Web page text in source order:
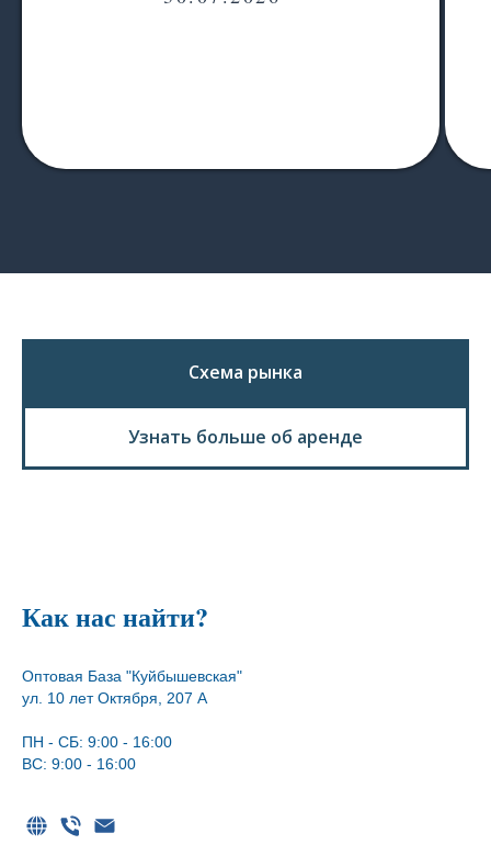
Схема рынка
Узнать больше об аренде
Как нас найти?
Оптовая База "Куйбышевская"
ул. 10 лет Октября, 207 А
ПН - СБ: 9:00 - 16:00
ВС: 9:00 - 16:00